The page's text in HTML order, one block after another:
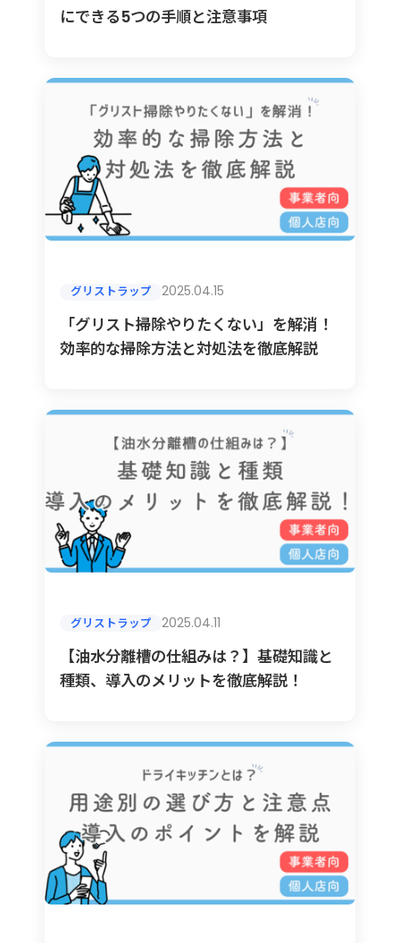
にできる5つの手順と注意事項
グリストラップ 2025.04.15
「グリスト掃除やりたくない」を解消！
効率的な掃除方法と対処法を徹底解説
グリストラップ 2025.04.11
【油水分離槽の仕組みは？】基礎知識と
種類、導入のメリットを徹底解説！